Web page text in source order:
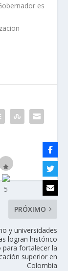
es
PRÓXIMO
y universidades
logran histórico
para fortalecer la
superior en
Colombia